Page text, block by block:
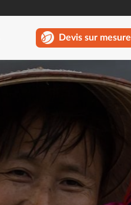
Devis sur mesure